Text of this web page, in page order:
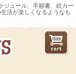
ジュール、手順書、絵カー
活が楽しくなるようなも